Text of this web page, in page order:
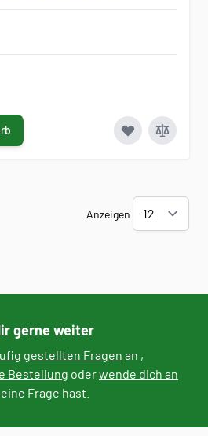
Anzeigen
gerne weiter
gestellten Fragen an ,
Bestellung oderwende dich an
Frage hast.